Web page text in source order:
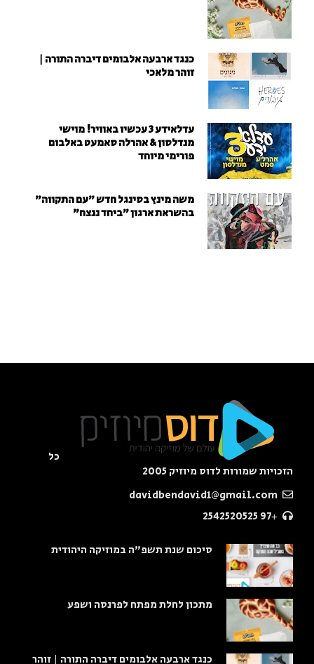
כנגד ארבעה אלבומים דיברה התורה |
זוהר מלאכי
עדלאידע 3 עכשיו באוויר! מוישי
מנדלסון & אהרלה סאמעט באלבום
פורימי מיוחד
משה מינץ בסינגל חדש ״עם התקווה״
בהשראת ארגון "ביחד ננצח"
כל
הזכויות שמורות לדוס מיוזיק 2005
+97 2542520525
סיכום שנת תשפ"ה במוזיקה היהודית
מתכון לחלת מפתח לפרנסה ושפע
כנגד ארבעה אלבומים דיברה התורה | זוהר